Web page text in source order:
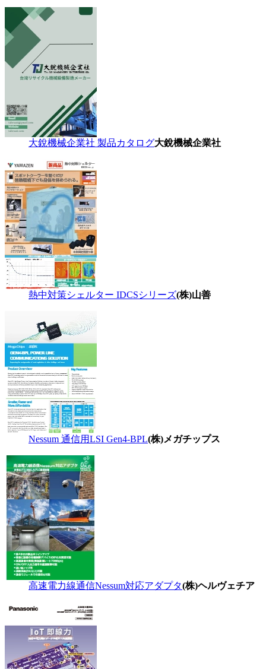
大銳機械企業社 製品カタログ大銳機械企業社
熱中対策シェルター IDCSシリーズ(株)山善
Nessum 通信用LSI Gen4-BPL(株)メガチップス
高速電力線通信Nessum対応アダプタ(株)ヘルヴェチア